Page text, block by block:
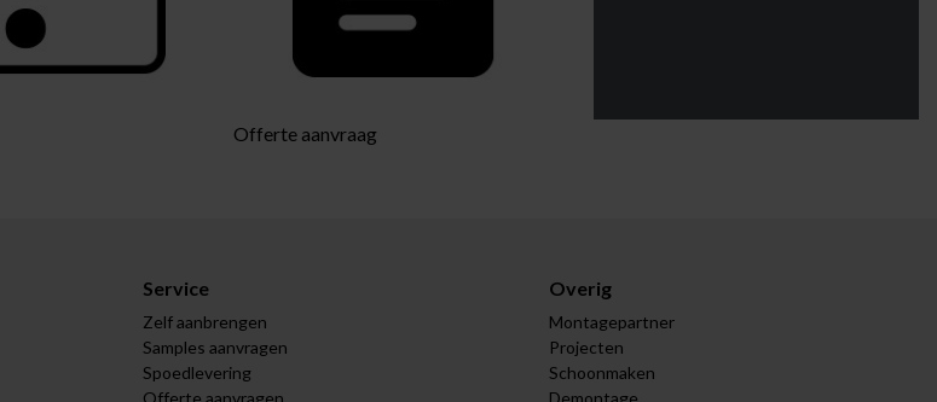
Offerte aanvraag
Service
Zelf aanbrengen
Samples aanvragen
Spoedlevering
Offerte aanvragen
Overig
Montagepartner
Projecten
Schoonmaken
Demontage